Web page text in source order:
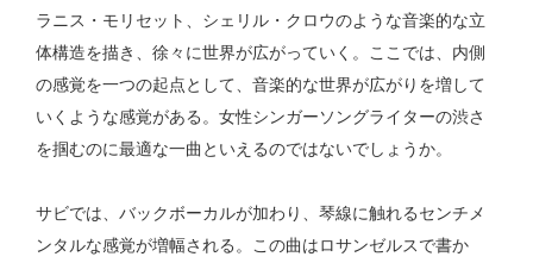
ラニス・モリセット、シェリル・クロウのような音楽的な立
体構造を描き、徐々に世界が広がっていく。ここでは、内側
の感覚を一つの起点として、音楽的な世界が広がりを増して
いくような感覚がある。女性シンガーソングライターの渋さ
を掴むのに最適な一曲といえるのではないでしょうか。
サビでは、バックボーカルが加わり、琴線に触れるセンチメ
ンタルな感覚が増幅される。この曲はロサンゼルスで書か